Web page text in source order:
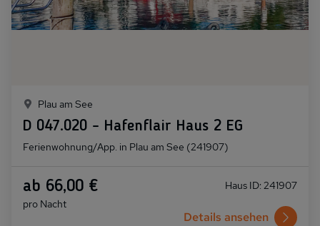
Plau am See
D 047.020 - Hafenflair Haus 2 EG
Ferienwohnung/App. in Plau am See (241907)
ab 66,00 €
pro Nacht
Haus ID: 241907
Details ansehen